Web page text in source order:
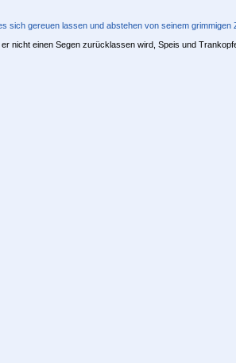
sich gereuen lassen und abstehen von seinem
nicht einen Segen zurücklassen wird, Speis und